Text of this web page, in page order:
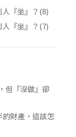
『坐』？(8)
『坐』？(7)
但『沒做』卻
的財產，這該怎